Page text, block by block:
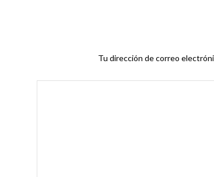
Tu dirección de correo